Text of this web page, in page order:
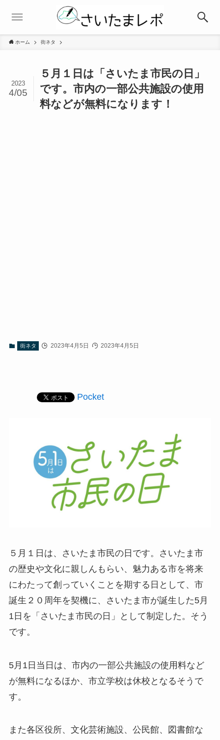
ホーム 街ネタ
５月１日は「さいたま市民の日」
です。市内の一部公共施設の使用
料などが無料になります！
2023
4/05
街ネタ 2023年4月5日 2023年4月5日
Pocket
５月１日は、さいたま市民の日です。さいたま市
の歴史や文化に親しんもらい、魅力ある市を将来
にわたって創っていくことを期する日として、市
誕生２０周年を契機に、さいたま市が誕生した5月
1日を「さいたま市民の日」として制定した。そう
です。
5月1日当日は、市内の一部公共施設の使用料など
が無料になるほか、市立学校は休校となるそうで
す。
また各区役所、文化芸術施設、公民館、図書館な